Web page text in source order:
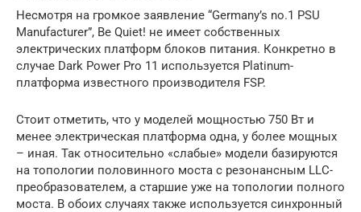
Несмотря на громкое заявление “Germany’s no.1 PSU
Manufacturer”, Be Quiet! не имеет собственных
электрических платформ блоков питания. Конкретно в
случае Dark Power Pro 11 используется Platinum-
платформа известного производителя FSP.
Стоит отметить, что у моделей мощностью 750 Вт и
менее электрическая платформа одна, у более мощных
– иная. Так относительно «слабые» модели базируются
на топологии половинного моста с резонансным LLC-
преобразователем, а старшие уже на топологии полного
моста. В обоих случаях также используется синхронный